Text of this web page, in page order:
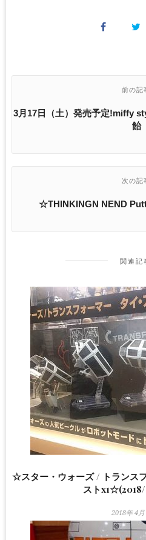
前の記
3月17日（土）発売予定!miffy
飴
次の記
☆THINKINGN NEND
関連記
☆スター・ウォーズ / トランス
スト
2018年 4月